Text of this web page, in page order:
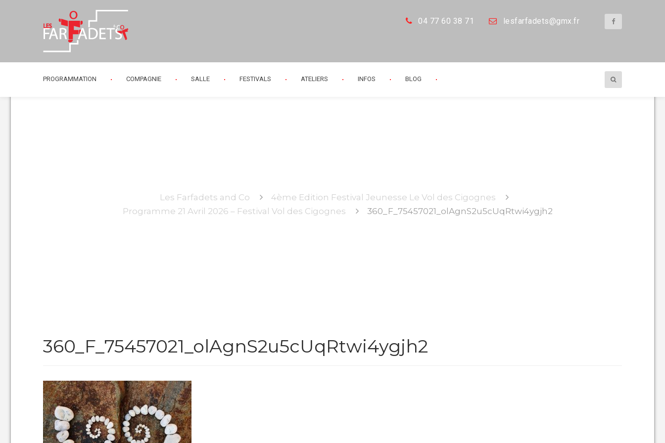
04 77 60 38 71 lesfarfadets@gmx.fr
PROGRAMMATION COMPAGNIE SALLE FESTIVALS ATELIERS INFOS BLOG
Les Farfadets and Co
4ème Edition Festival Jeunesse Le Vol des Cigognes
Programme 21 Avril 2026 – Festival Vol des Cigognes
360_F_75457021_olAgnS2u5cUqRtwi4ygjh2
360_F_75457021_olAgnS2u5cUqRtwi4ygjh2